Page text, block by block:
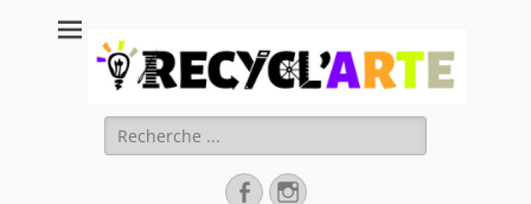
Recycl'Arte, faire
soi-même et
réduire les
déchets
Rechercher :
FacebookInstagram